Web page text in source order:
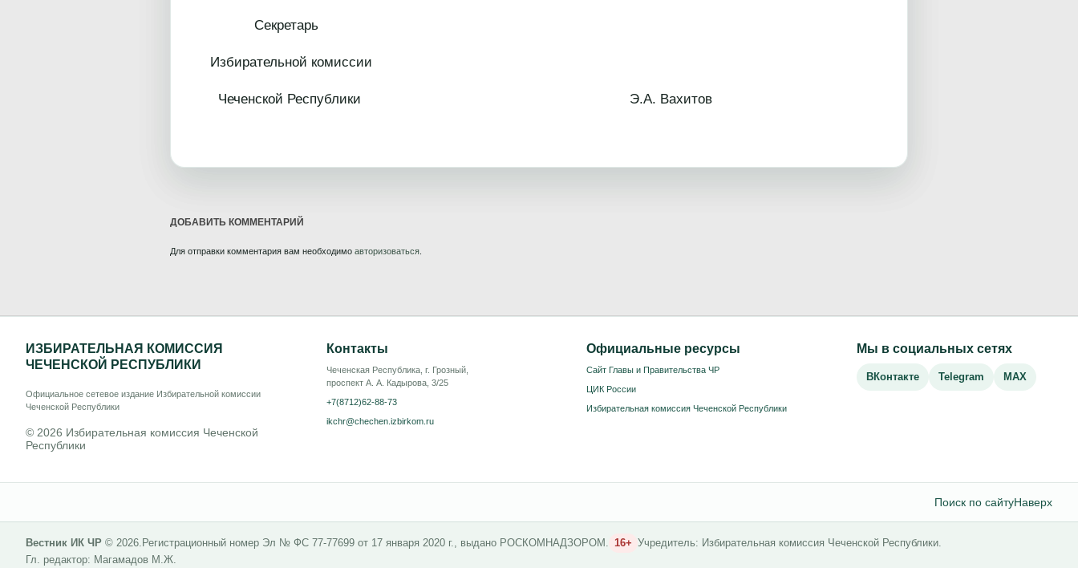
Секретарь
Избирательной комиссии
Чеченской Республики Э.А. Вахитов
ДОБАВИТЬ КОММЕНТАРИЙ
Для отправки комментария вам необходимо авторизоваться
ИЗБИРАТЕЛЬНАЯ КОМИССИЯ
ЧЕЧЕНСКОЙ РЕСПУБЛИКИ
Официальное сетевое издание Избирательной комиссии
Чеченской Республики
© 2026 Избирательная комиссия Чеченской
Республики
Контакты
Чеченская Республика, г. Грозный,
проспект А. А. Кадырова, 3/25
+7(8712)62-88-73
ikchr@chechen.izbirkom.ru
Официальные ресурсы
Сайт Главы и Правительства ЧР
ЦИК России
Избирательная комиссия Чеченской Республики
Мы в социальных сетях
ВКонтакте Telegram MAX
Поиск по сайтуНаверх
Вестник ИК ЧР © 2026. Регистрационный номер Эл № ФС 77-77699 от 17 января 2020 г., выдано РОСКОМНАДЗОРОМ. 16+ Учредитель: Избирательная комиссия Чеченской Республики.
Гл. редактор: Магамадов М.Ж.